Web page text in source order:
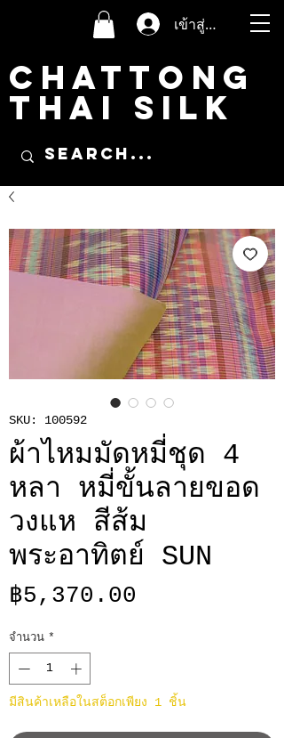
เข้าสู่ระบบ
CHATTONG
THAI SILK
SKU: 100592
ผ้าไหมมัดหมี่ชุด 4
หลา หมี่ขั้นลายขอด
วงแห สีส้ม
พระอาทิตย์ SUN
฿5,370.00
จำนวน *
มีสินค้าเหลือในสต็อกเพียง 1 ชิ้น